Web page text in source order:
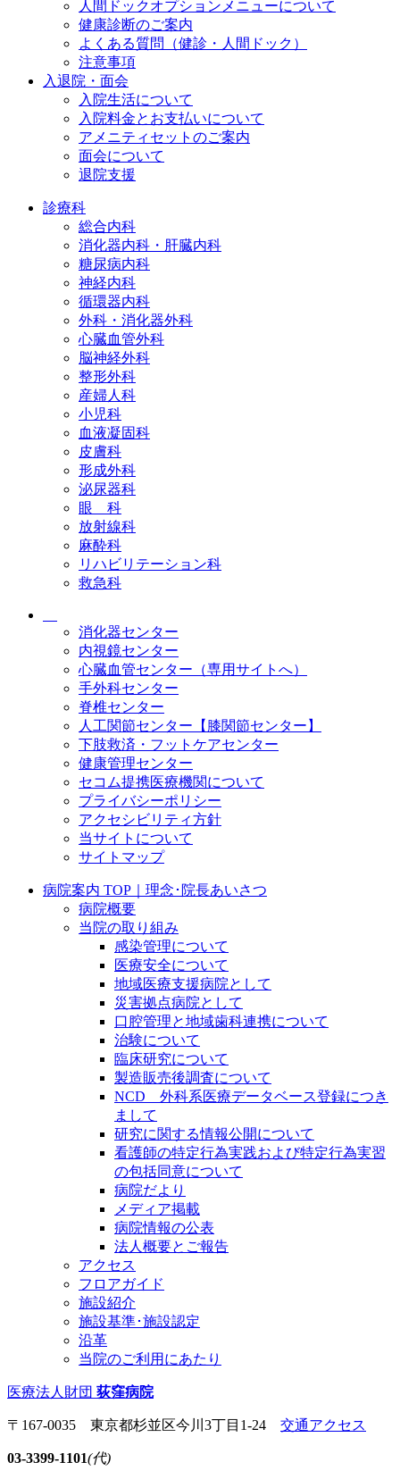
人間ドックオプションメニューについて
健康診断のご案内
よくある質問（健診・人間ドック）
注意事項
入退院・面会
入院生活について
入院料金とお支払いについて
アメニティセットのご案内
面会について
退院支援
診療科
総合内科
消化器内科・肝臓内科
糖尿病内科
神経内科
循環器内科
外科・消化器外科
心臓血管外科
脳神経外科
整形外科
産婦人科
小児科
血液凝固科
皮膚科
形成外科
泌尿器科
眼 科
放射線科
麻酔科
リハビリテーション科
救急科
消化器センター
内視鏡センター
心臓血管センター（専用サイトへ）
手外科センター
脊椎センター
人工関節センター【膝関節センター】
下肢救済・フットケアセンター
健康管理センター
セコム提携医療機関について
プライバシーポリシー
アクセシビリティ方針
当サイトについて
サイトマップ
病院案内 TOP｜理念･院長あいさつ
病院概要
当院の取り組み
感染管理について
医療安全について
地域医療支援病院として
災害拠点病院として
口腔管理と地域歯科連携について
治験について
臨床研究について
製造販売後調査について
NCD 外科系医療データベース登録につき
まして
研究に関する情報公開について
看護師の特定行為実践および特定行為実習
の包括同意について
病院だより
メディア掲載
病院情報の公表
法人概要とご報告
アクセス
フロアガイド
施設紹介
施設基準･施設認定
沿革
当院のご利用にあたり
医療法人財団 荻窪病院
〒167-0035 東京都杉並区今川3丁目1-24 交通アクセス
03-3399-1101(代)